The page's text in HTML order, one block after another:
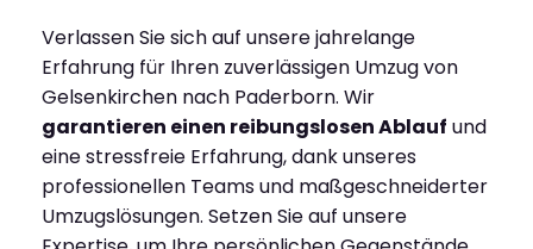
Verlassen Sie sich auf unsere jahrelange
Erfahrung für Ihren zuverlässigen Umzug von
Gelsenkirchen nach Paderborn. Wir
garantieren einen reibungslosen Ablauf und
eine stressfreie Erfahrung, dank unseres
professionellen Teams und maßgeschneiderter
Umzugslösungen. Setzen Sie auf unsere